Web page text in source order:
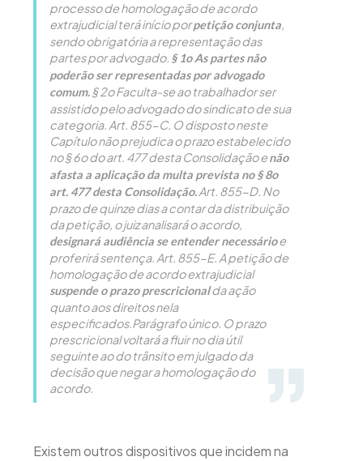
processo de homologação de acordo
extrajudicial terá início porpetição conjunta,
sendo obrigatória a representação das
partes por advogado. § 1o As partes não
poderão ser representadas por advogado
comum. § 2o Faculta-se ao trabalhador ser
assistido pelo advogado do sindicato de sua
categoria. Art. 855-C. O disposto neste
Capítulo não prejudica o prazo estabelecido
no § 6o do art. 477 desta Consolidação enão
afasta a aplicação da multa prevista no § 8o
art. 477 desta Consolidação.Art. 855-D. No
prazo de quinze dias a contar da distribuição
da petição, o juiz analisará o acordo,
designará audiência se entender necessárioe
proferirá sentença. Art. 855-E. A petição de
homologação de acordo extrajudicial
suspende o prazo prescricionalda ação
quanto aos direitos nela
especificados.Parágrafo único. O prazo
prescricional voltará a fluir no dia útil
seguinte ao do trânsito em julgado da
decisão que negar a homologação do
acordo.
Existem outros dispositivos que incidem na